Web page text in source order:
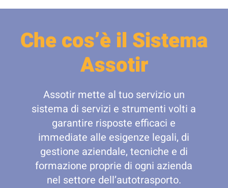
Che cos’è il Sistema
Assotir
Assotir mette al tuo servizio un
sistema di servizi e strumenti volti a
garantire risposte efficaci e
immediate alle esigenze legali, di
gestione aziendale, tecniche e di
formazione proprie di ogni azienda
nel settore dell’autotrasporto.